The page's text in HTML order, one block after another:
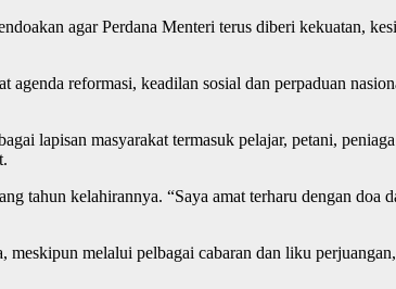
agar Perdana Menteri terus diberi kekuatan,
reformasi, keadilan sosial dan perpaduan
lapisan masyarakat termasuk pelajar, petani,
tahun kelahirannya. “Saya amat terharu dengan doa
melalui pelbagai cabaran dan liku